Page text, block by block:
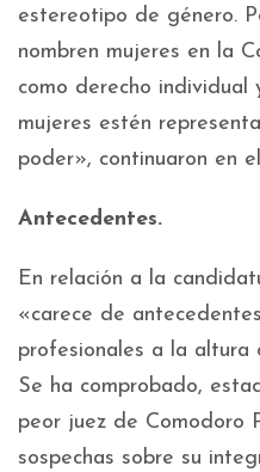
estereotipo de género.
nombren mujeres en la
como derecho individual
mujeres estén
poder», continuaron en el
Antecedentes.
En relación a la
«carece de
profesionales a la altura
Se ha comprobado,
peor juez de Comodoro
sospechas sobre su